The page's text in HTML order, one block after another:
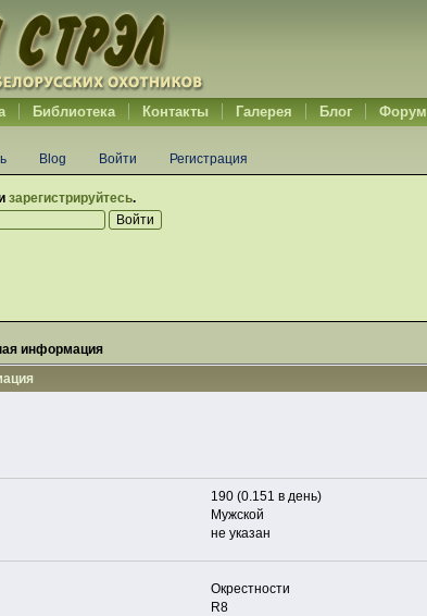
Библиотека Контакты Галерея Блог Форум
Blog Войти Регистрация
зарегистрируйтесь.
информация
190 (0.151 в день)
Мужской
не указан
Окрестности
R8